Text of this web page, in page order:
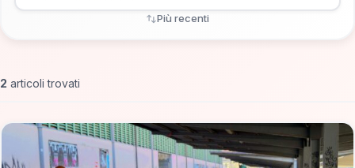
Più recenti
2 articoli trovati